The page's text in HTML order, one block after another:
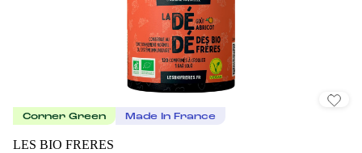
Corner Green Made In France
LES BIO FRERES